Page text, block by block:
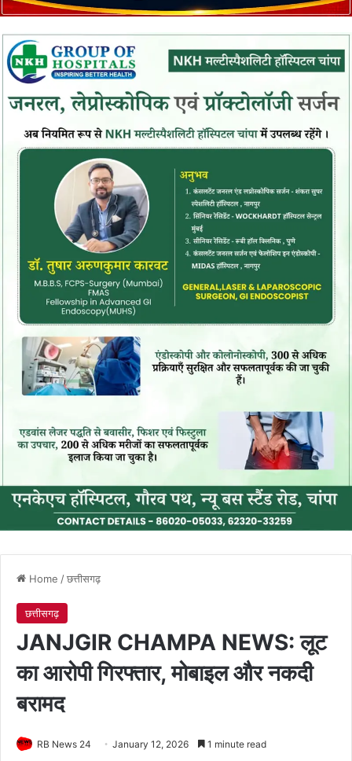
Home /छत्तीसगढ़
छत्तीसगढ़
JANJGIR CHAMPA NEWS: लूट
का आरोपी गिरफ्तार, मोबाइल और नकदी
बरामद
RB News 24 January 12, 2026 1 minute read